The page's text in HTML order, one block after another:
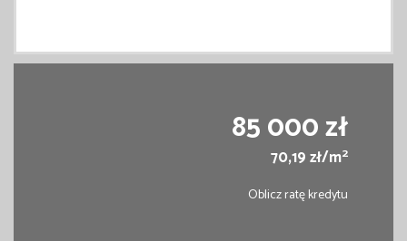
85 000 zł
70,19 zł/m2
Oblicz ratę kredytu